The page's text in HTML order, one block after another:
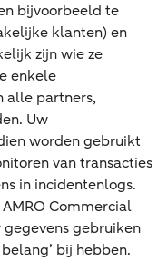
bijvoorbeeld te
klanten) en
zijn wie ze
enkele
alle partners,
Uw
worden gebruikt
van transacties
in incidentenlogs.
Commercial
gebruiken
bij hebben.